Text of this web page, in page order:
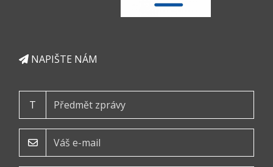
NAPIŠTE NÁM
T